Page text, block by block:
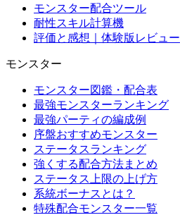
モンスター配合ツール
耐性スキル計算機
評価と感想｜体験版レビュー
モンスター
モンスター図鑑・配合表
最強モンスターランキング
最強パーティの編成例
序盤おすすめモンスター
ステータスランキング
強くする配合方法まとめ
ステータス上限の上げ方
系統ボーナスとは？
特殊配合モンスター一覧